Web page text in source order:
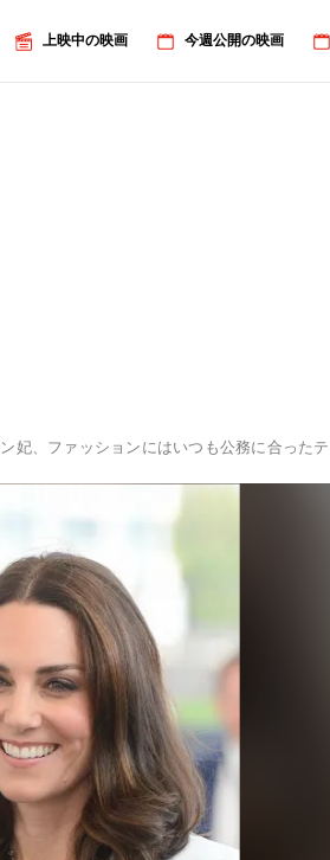
上映中の映画 今週公開の映画
妃、ファッションにはいつも公務に合ったテ